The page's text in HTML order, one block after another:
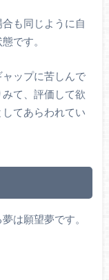
も同じように自
です。
ップに苦しんで
て、評価して欲
てあらわれてい
は願望夢です。